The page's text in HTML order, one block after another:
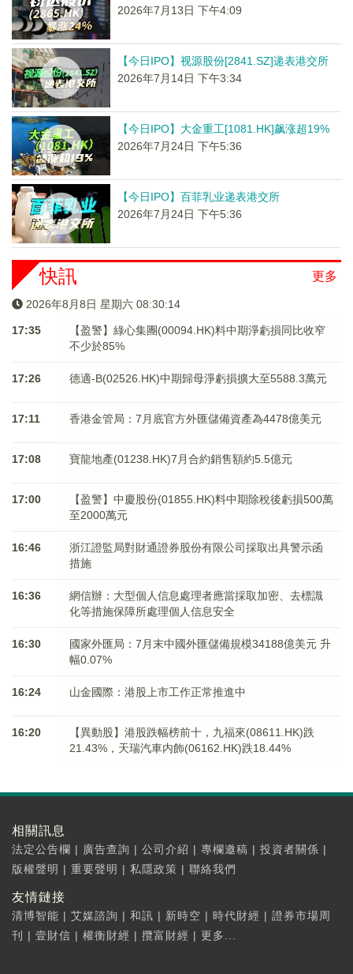
2026年7月13日 下午4:09
【今日IPO】视源股份[2841.SZ]递表港交所
2026年7月14日 下午3:34
【今日IPO】大金重工[1081.HK]飙涨超19%
2026年7月24日 下午5:36
【今日IPO】百菲乳业递表港交所
2026年7月24日 下午5:36
更多
快訊
2026年8月8日 星期六 08:30:14
17:35
【盈警】綠心集團(00094.HK)料中期淨虧損同比收窄
不少於85%
17:26 德適-B(02526.HK)中期歸母淨虧損擴大至5588.3萬元
17:11 香港金管局：7月底官方外匯儲備資產為4478億美元
17:08 寶龍地產(01238.HK)7月合約銷售額約5.5億元
17:00
【盈警】中慶股份(01855.HK)料中期除稅後虧損500萬
至2000萬元
16:46
浙江證監局對財通證券股份有限公司採取出具警示函
措施
16:36
網信辦：大型個人信息處理者應當採取加密、去標識
化等措施保障所處理個人信息安全
16:30
國家外匯局：7月末中國外匯儲備規模34188億美元 升
幅0.07%
16:24 山金國際：港股上市工作正常推進中
16:20
【異動股】港股跌幅榜前十，九福來(08611.HK)跌
21.43%，天瑞汽車内飾(06162.HK)跌18.44%
相關訊息
法定公告欄 | 廣告查詢 | 公司介紹 | 專欄邀稿 | 投資者關係 |
版權聲明 | 重要聲明 | 私隱政策 | 聯絡我們
友情鏈接
清博智能 | 艾媒諮詢 | 和訊 | 新時空 | 時代財經 | 證券市場周
刊
| 壹財信 | 權衡財經 | 攬富財經 | 更多...